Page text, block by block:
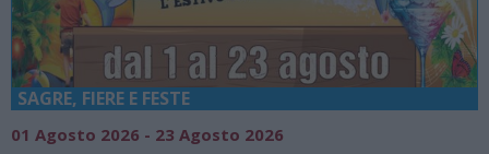
SAGRE, FIERE E FESTE
01 Agosto 2026 - 23 Agosto 2026